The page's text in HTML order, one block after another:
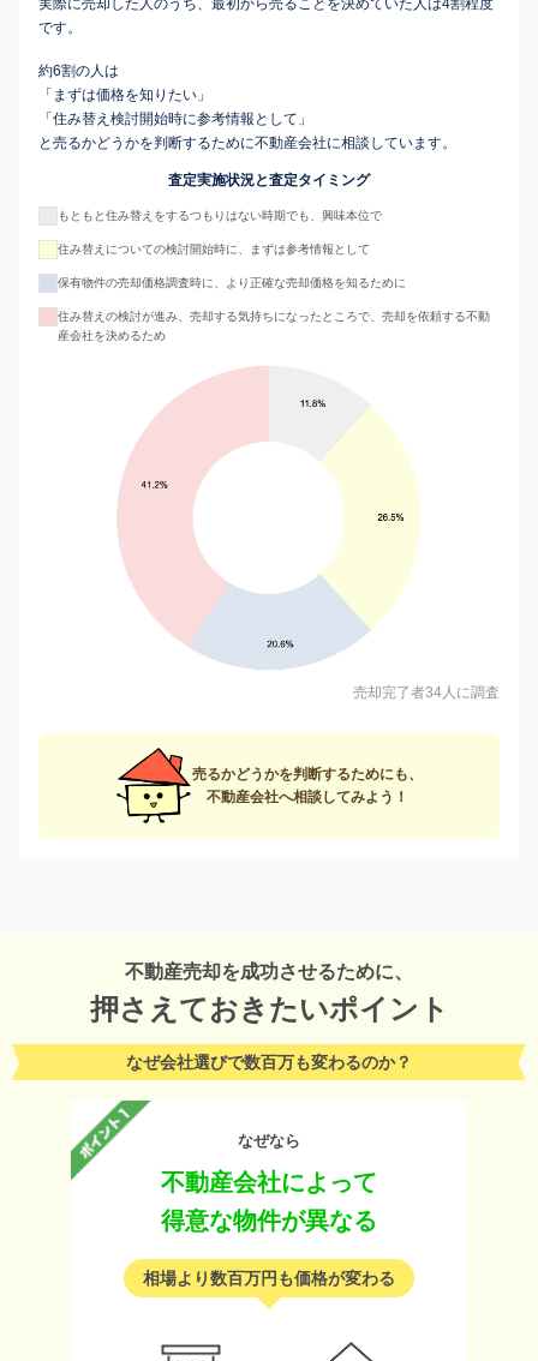
実際に売却した人のうち、最初から売ることを決めていた人は4割程度
です。
約6割の人は
「まずは価格を知りたい」
「住み替え検討開始時に参考情報として」
と売るかどうかを判断するために不動産会社に相談しています。
査定実施状況と査定タイミング
もともと住み替えをするつもりはない時期でも、興味本位で
住み替えについての検討開始時に、まずは参考情報として
保有物件の売却価格調査時に、より正確な売却価格を知るために
住み替えの検討が進み、売却する気持ちになったところで、売却を依頼する不動
産会社を決めるため
売却完了者34人に調査
売るかどうかを判断するためにも、
不動産会社へ相談してみよう！
不動産売却を成功させるために、
押さえておきたいポイント
なぜ会社選びで数百万も変わるのか？
なぜなら
不動産会社によって
得意な物件が異なる
相場より数百万円も価格が変わる